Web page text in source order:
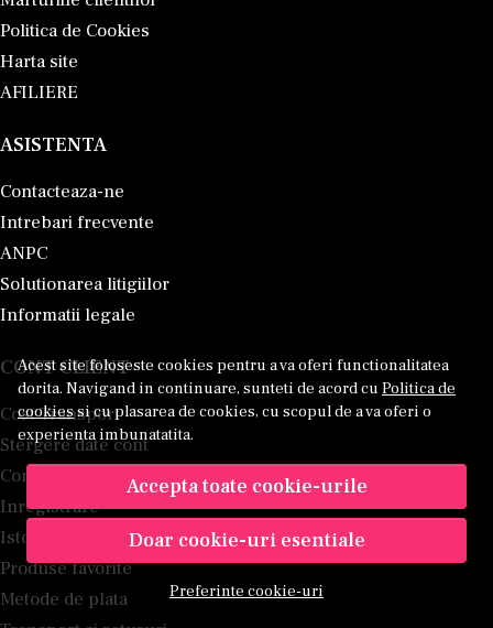
Acest site foloseste cookies pentru a va oferi functionalitatea
dorita. Navigand in continuare, sunteti de acord cu Politica de
cookiessi cu plasarea de cookies, cu scopul de a va oferi o
experienta imbunatatita.
Accepta toate cookie-urile
Doar cookie-uri esentiale
Preferinte cookie-uri
Politica de Cookies
Harta site
AFILIERE
ASISTENTA
Contacteaza-ne
Intrebari frecvente
ANPC
Solutionarea litigiilor
Informatii legale
CONT CLIENT
Cost Transport
Stergere date cont
Contul meu
Inregistrare
Istoric comenzi
Produse favorite
Metode de plata